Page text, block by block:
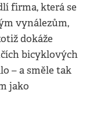
firma, která se
vynálezům,
dokáže
bicyklových
– a směle tak
jako